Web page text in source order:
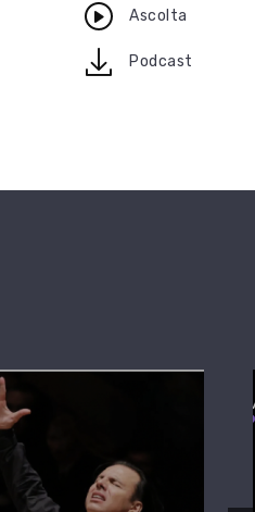
Ascolta
downloadPodcast